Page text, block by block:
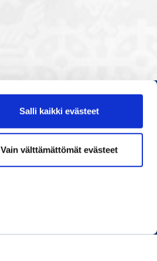
Salli kaikki evästeet
Vain välttämättömät evästeet